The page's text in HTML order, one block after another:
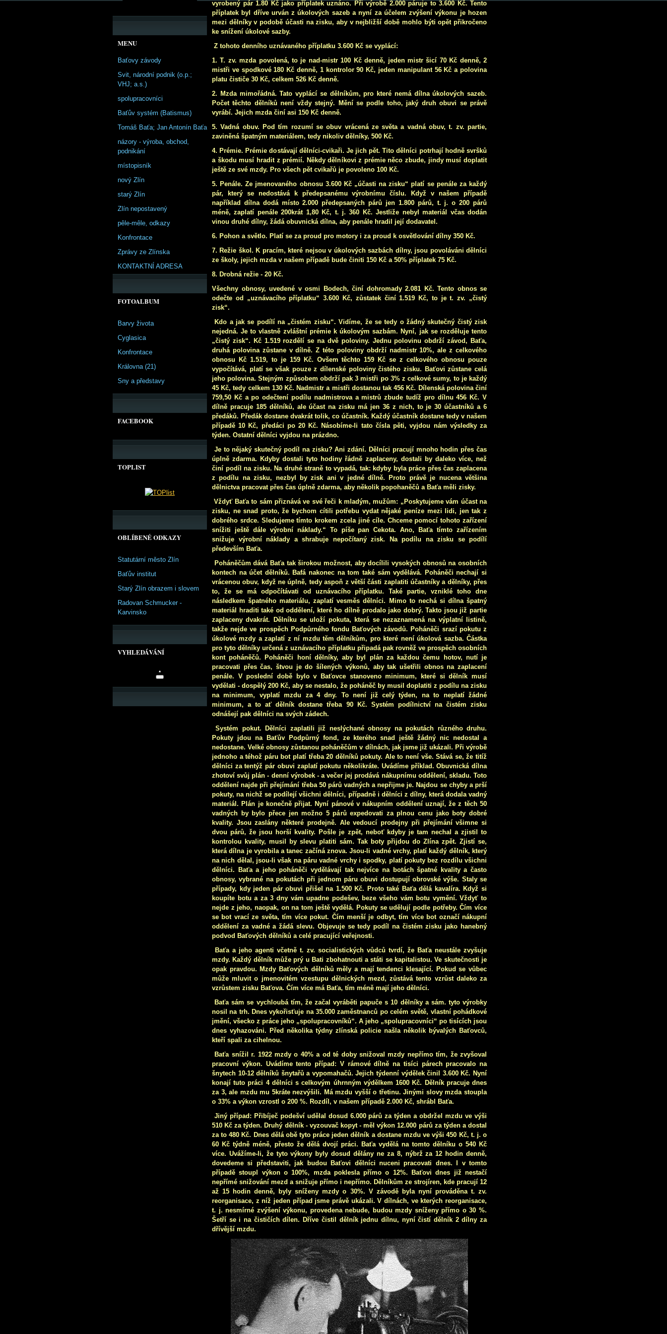
vyrobený pár 1.80 Kč jako příplatek uznáno. Při výrobě 2.000 páruje to 3.600 Kč. Tento
příplatek byl dříve urván z úkolových sazeb a nyní za účelem zvýšení výkonu je hozen
mezi dělníky v podobě účasti na zisku, aby v nejbližší době mohlo býti opět přikročeno
ke snížení úkolové sazby.
Z tohoto denního uznávaného příplatku 3.600 Kč se vyplácí:
1. T. zv. mzda povolená, to je nad-mistr 100 Kč denně, jeden mistr šicí 70 Kč denně, 2
mistři ve spodkové 180 Kč denně, 1 kontrolor 90 Kč, jeden manipulant 56 Kč a polovina
platu čističe 30 Kč, celkem 526 Kč denně.
2. Mzda mimořádná. Tato vyplácí se dělníkům, pro které nemá dílna úkolových sazeb.
Počet těchto dělníků není vždy stejný. Mění se podle toho, jaký druh obuvi se právě
vyrábí. Jejich mzda činí asi 150 Kč denně.
5. Vadná obuv. Pod tím rozumí se obuv vrácená ze světa a vadná obuv, t. zv. partie,
zaviněná špatným materiálem, tedy nikoliv dělníky, 500 Kč.
4. Prémie. Prémie dostávají dělníci-cvikaři. Je jich pět. Tito dělníci potrhají hodně svršků
a škodu musí hradit z prémií. Někdy dělníkovi z prémie něco zbude, jindy musí doplatit
ještě ze své mzdy. Pro všech pět cvikařů je povoleno 100 Kč.
5. Penále. Ze jmenovaného obnosu 3.600 Kč „účasti na zisku“ platí se penále za každý
pár, který se nedostává k předepsanému výrobnímu číslu. Když v našem případě
například dílna dodá místo 2.000 předepsaných párů jen 1.800 párů, t. j. o 200 párů
méně, zaplatí penále 200krát 1,80 Kč, t. j. 360 Kč. Jestliže nebyl materiál včas dodán
vinou druhé dílny, žádá obuvnická dílna, aby penále hradil její dodavatel.
6. Pohon a světlo. Platí se za proud pro motory i za proud k osvětlování dílny 350 Kč.
7. Režie škol. K pracím, které nejsou v úkolových sazbách dílny, jsou povoláváni dělníci
ze školy, jejich mzda v našem případě bude činiti 150 Kč a 50% příplatek 75 Kč.
8. Drobná režie - 20 Kč.
Všechny obnosy, uvedené v osmi Bodech, činí dohromady 2.081 Kč. Tento obnos se
odečte od „uznávacího příplatku“ 3.600 Kč, zůstatek činí 1.519 Kč, to je t. zv. „čistý
zisk“.
Kdo a jak se podílí na „čistém zisku“. Vidíme, že se tedy o žádný skutečný čistý zisk
nejedná. Je to vlastně zvláštní prémie k úkolovým sazbám. Nyní, jak se rozděluje tento
„čistý zisk“. Kč 1.519 rozdělí se na dvě poloviny. Jednu polovinu obdrží závod, Baťa,
druhá polovina zůstane v dílně. Z této poloviny obdrží nadmistr 10%, ale z celkového
obnosu Kč 1.519, to je 159 Kč. Ovšem těchto 159 Kč se z celkového obnosu pouze
vypočítává, platí se však pouze z dílenské poloviny čistého zisku. Baťovi zůstane celá
jeho polovina. Stejným způsobem obdrží pak 3 mistři po 3% z celkové sumy, to je každý
45 Kč, tedy celkem 130 Kč. Nadmistr a mistři dostanou tak 456 Kč. Dílenská polovina činí
759,50 Kč a po odečtení podílu nadmistrova a mistrů zbude tudíž pro dílnu 456 Kč. V
dílně pracuje 185 dělníků, ale účast na zisku má jen 36 z nich, to je 30 účastníků a 6
předáků. Předák dostane dvakrát tolik, co účastník. Každý účastník dostane tedy v našem
případě 10 Kč, předáci po 20 Kč. Násobíme-li tato čísla pěti, vyjdou nám výsledky za
týden. Ostatní dělníci vyjdou na prázdno.
Je to nějaký skutečný podíl na zisku? Ani zdání. Dělníci pracují mnoho hodin přes čas
úplně zdarma. Kdyby dostali tyto hodiny řádně zaplaceny, dostali by daleko více, než
činí podíl na zisku. Na druhé straně to vypadá, tak: kdyby byla práce přes čas zaplacena
z podílu na zisku, nezbyl by zisk ani v jedné dílně. Proto právě je nucena většina
dělnictva pracovat přes čas úplně zdarma, aby několik popohaněčů a Baťa měli zisky.
Vždyť Baťa to sám přiznává ve své řeči k mladým, mužům: „Poskytujeme vám účast na
zisku, ne snad proto, že bychom cítili potřebu vydat nějaké peníze mezi lidi, jen tak z
dobrého srdce. Sledujeme tímto krokem zcela jiné cíle. Chceme pomocí tohoto zařízení
snížiti ještě dále výrobní náklady.“ To píše pan Cekota. Ano, Baťa tímto zařízením
snižuje výrobní náklady a shrabuje nepočítaný zisk. Na podílu na zisku se podílí
především Baťa.
Poháněčům dává Baťa tak širokou možnost, aby docílili vysokých obnosů na osobních
kontech na účet dělníků. Bafá nakonec na tom také sám vydělává. Poháněči nechají si
vrácenou obuv, když ne úplně, tedy aspoň z větší části zaplatiti účastníky a dělníky, přes
to, že se má odpočítávati od uznávacího příplatku. Také partie, vzniklé toho dne
následkem špatného materiálu, zaplatí vesměs dělníci. Mimo to nechá si dílna špatný
materiál hraditi také od oddělení, které ho dílně prodalo jako dobrý. Takto jsou již partie
zaplaceny dvakrát. Dělníku se uloží pokuta, která se nezaznamená na výplatní listině,
takže nejde ve prospěch Podpůrného fondu Baťových závodů. Poháněči srazí pokutu z
úkolové mzdy a zaplatí z ní mzdu těm dělníkům, pro které není úkolová sazba. Částka
pro tyto dělníky určená z uznávacího příplatku připadá pak rovněž ve prospěch osobních
kont poháněčů. Poháněči honí dělníky, aby byl plán za každou čemu hotov, nutí je
pracovati přes čas, štvou je do šílených výkonů, aby tak ušetřili obnos na zaplacení
penále. V poslední době bylo v Baťovce stanoveno minimum, které si dělník musí
vydělati - dospělý 200 Kč, aby se nestalo, že poháněč by musil doplatiti z podílu na zisku
na minimum, vyplatí mzdu za 4 dny. To není již celý týden, na to neplatí žádné
minimum, a to ať dělník dostane třeba 90 Kč. Systém podílnictví na čistém zisku
odnášejí pak dělníci na svých zádech.
Systém pokut. Dělníci zaplatili již neslýchané obnosy na pokutách různého druhu.
Pokuty jdou na Baťův Podpůrný fond, ze kterého snad ještě žádný nic nedostal a
nedostane. Velké obnosy zůstanou poháněčům v dílnách, jak jsme již ukázali. Při výrobě
jednoho a téhož páru bot platí třeba 20 dělníků pokuty. Ale to není vše. Stává se, že titíž
dělníci za tentýž pár obuvi zaplatí pokutu několikráte. Uvádíme příklad. Obuvnická dílna
zhotoví svůj plán - denní výrobek - a večer jej prodává nákupnímu oddělení, skladu. Toto
oddělení najde při přejímání třeba 50 párů vadných a nepřijme je. Najdou se chyby a prší
pokuty, na nichž se podílejí všichni dělníci, případně i dělníci z dílny, která dodala vadný
materiál. Plán je konečně přijat. Nyní pánové v nákupním oddělení uznají, že z těch 50
vadných by bylo přece jen možno 5 párů expedovati za plnou cenu jako boty dobré
kvality. Jsou zaslány některé prodejně. Ale vedoucí prodejny při přejímání všimne si
dvou párů, že jsou horší kvality. Pošle je zpět, neboť kdyby je tam nechal a zjistil to
kontrolou kvality, musil by slevu platiti sám. Tak boty přijdou do Zlína zpět. Zjistí se,
která dílna je vyrobila a tanec začíná znova. Jsou-li vadné vrchy, platí každý dělník, který
na nich dělal, jsou-li však na páru vadné vrchy i spodky, platí pokuty bez rozdílu všichni
dělníci. Baťa a jeho poháněči vydělávají tak nejvíce na botách špatné kvality a často
obnosy, vybrané na pokutách při jednom páru obuvi dostupují obrovské výše. Staly se
případy, kdy jeden pár obuvi přišel na 1.500 Kč. Proto také Baťa dělá kavalíra. Když si
koupíte botu a za 3 dny vám upadne podešev, beze všeho vám botu vymění. Vždyť to
nejde z jeho, naopak, on na tom ještě vydělá. Pokuty se udělují podle potřeby. Čím více
se bot vrací ze světa, tím více pokut. Čím menší je odbyt, tím více bot označí nákupní
oddělení za vadné a žádá slevu. Objevuje se tedy podíl na čistém zisku jako hanebný
podvod Baťových dělníků a celé pracující veřejnosti.
Baťa a jeho agenti včetně t. zv. socialistických vůdců tvrdí, že Baťa neustále zvyšuje
mzdy. Každý dělník může prý u Bati zbohatnouti a státi se kapitalistou. Ve skutečnosti je
opak pravdou. Mzdy Baťových dělníků měly a mají tendenci klesající. Pokud se vůbec
může mluvit o jmenovitém vzestupu dělnických mezd, zůstává tento vzrůst daleko za
vzrůstem zisku Baťova. Čím více má Baťa, tím méně mají jeho dělníci.
Baťa sám se vychloubá tím, že začal vyráběti papuče s 10 dělníky a sám. tyto výrobky
nosil na trh. Dnes vykořisťuje na 35.000 zaměstnanců po celém světě, vlastní pohádkové
jmění, všecko z práce jeho „spolupracovníků“. A jeho „spolupracovníci“ po tisících jsou
dnes vyhazováni. Před několika týdny zlínská policie našla několik bývalých Baťovců,
kteří spali za cihelnou.
Baťa snížil r. 1922 mzdy o 40% a od té doby snižoval mzdy nepřímo tím, že zvyšoval
pracovní výkon. Uvádíme tento případ: V rámové dílně na tisíci párech pracovalo na
šnytech 10-12 dělníků šnytařů a vypomahačů. Jejich týdenní výdělek činil 3.600 Kč. Nyní
konají tuto práci 4 dělníci s celkovým úhrnným výdělkem 1600 Kč. Dělník pracuje dnes
za 3, ale mzdu mu 5kráte nezvýšili. Má mzdu vyšší o třetinu. Jinými slovy mzda stoupla
o 33% a výkon vzrostl o 200 %. Rozdíl, v našem případě 2.000 Kč, shrábl Baťa.
Jiný případ: Přibíječ podešví udělal dosud 6.000 párů za týden a obdržel mzdu ve výši
510 Kč za týden. Druhý dělník - vyzouvač kopyt - měl výkon 12.000 párů za týden a dostal
za to 480 Kč. Dnes dělá obě tyto práce jeden dělník a dostane mzdu ve výši 450 Kč, t. j. o
60 Kč týdně méně, přesto že dělá dvojí práci. Baťa vydělá na tomto dělníku o 540 Kč
více. Uvážíme-li, že tyto výkony byly dosud dělány ne za 8, nýbrž za 12 hodin denně,
dovedeme si představiti, jak budou Baťovi dělníci nuceni pracovati dnes. I v tomto
případě stoupl výkon o 100%, mzda poklesla přímo o 12%. Baťovi dnes již nestačí
nepřímé snižování mezd a snižuje přímo i nepřímo. Dělníkům ze strojíren, kde pracují 12
až 15 hodin denně, byly sníženy mzdy o 30%. V závodě byla nyní prováděna t. zv.
reorganisace, z níž jeden případ jsme právě ukázali. V dílnách, ve kterých reorganisace,
t. j. nesmírné zvýšení výkonu, provedena nebude, budou mzdy sníženy přímo o 30 %.
Šetří se i na čističích dílen. Dříve čistil dělník jednu dílnu, nyní čistí dělník 2 dílny za
dřívější mzdu.
MENU
Baťovy závody
Svit, národní podnik (o.p.;
VHJ; a.s.)
spolupracovníci
Baťův systém (Batismus)
Tomáš Baťa; Jan Antonín Baťa
názory - výroba, obchod,
podnikání
místopisník
nový Zlín
starý Zlín
Zlín nepostavený
pêle-mêle, odkazy
Konfrontace
Zprávy ze Zlínska
KONTAKTNÍ ADRESA
FOTOALBUM
Barvy života
Cyglasica
Konfrontace
Královna (21)
Sny a představy
FACEBOOK
TOPLIST
OBLÍBENÉ ODKAZY
Statutární město Zlín
Baťův institut
Starý Zlín obrazem i slovem
Radovan Schmucker -
Karvinsko
VYHLEDÁVÁNÍ